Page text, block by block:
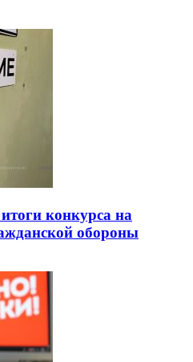
конкурса на
обороны